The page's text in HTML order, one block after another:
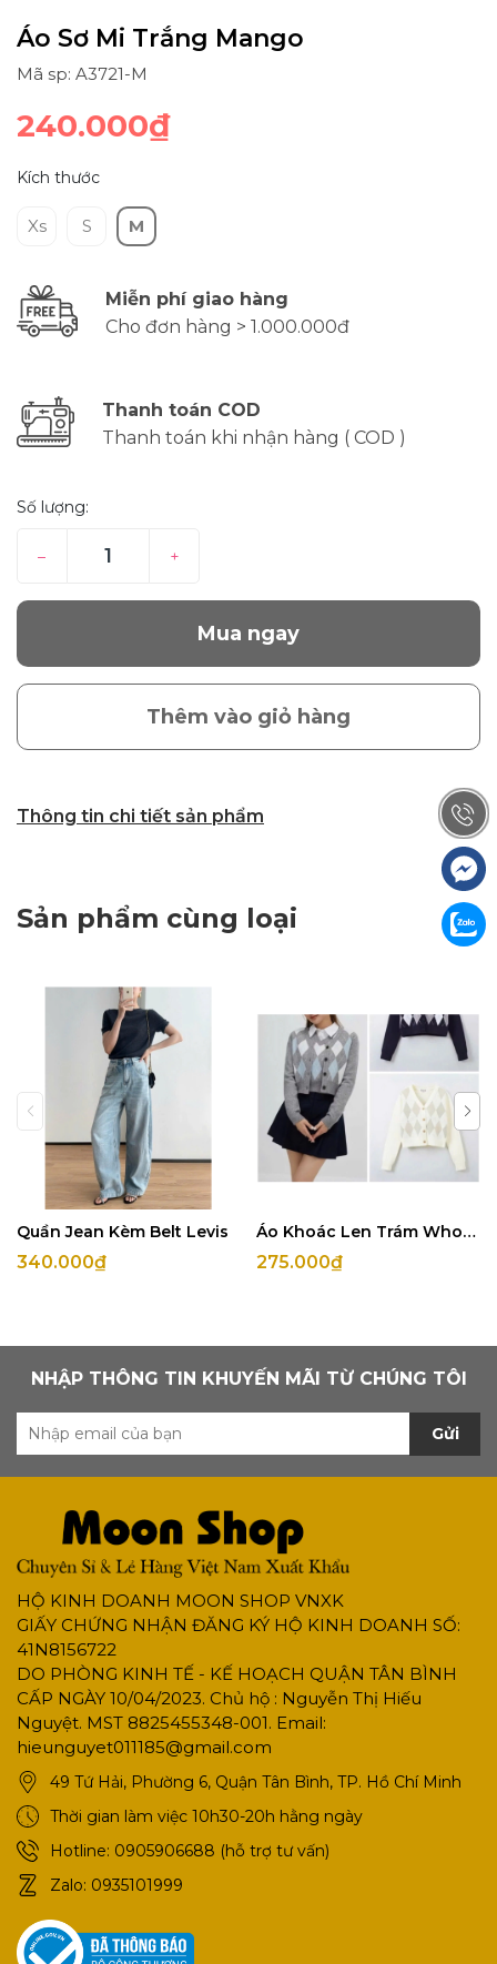
Áo Sơ Mi Trắng Mango
Mã sp: A3721-M
240.000₫
Kích thước
Xs S M
Miễn phí giao hàng
Cho đơn hàng > 1.000.000đ
Thanh toán COD
Thanh toán khi nhận hàng ( COD )
Số lượng:
– +
Mua ngay
Thêm vào giỏ hàng
Thông tin chi tiết sản phẩm
Sản phẩm cùng loại
Quần Jean Kèm Belt Levis
340.000₫
Áo Khoác Len Trám Whoau
275.000₫
NHẬP THÔNG TIN KHUYẾN MÃI TỪ CHÚNG TÔI
Gửi
HỘ KINH DOANH MOON SHOP VNXK
GIẤY CHỨNG NHẬN ĐĂNG KÝ HỘ KINH DOANH SỐ:
41N8156722
DO PHÒNG KINH TẾ - KẾ HOẠCH QUẬN TÂN BÌNH
CẤP NGÀY 10/04/2023. Chủ hộ : Nguyễn Thị Hiếu
Nguyệt. MST 8825455348-001. Email:
hieunguyet011185@gmail.com
49 Tứ Hải, Phường 6, Quận Tân Bình, TP. Hồ Chí Minh
Thời gian làm việc 10h30-20h hằng ngày
Hotline: 0905906688 (hỗ trợ tư vấn)
Zalo: 0935101999